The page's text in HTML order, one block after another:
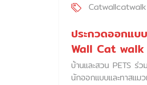
Catwallcatwalk
ประกวดออกแ
Wall Cat
บ้านและสวน PETS ร่
นักออกแบบและทาสแม